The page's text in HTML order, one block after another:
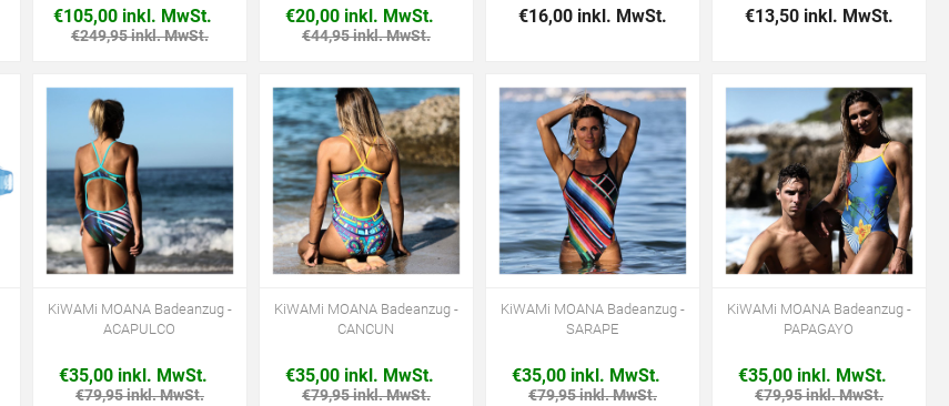
€105,00 inkl. MwSt.
€249,95 inkl. MwSt.
€20,00 inkl. MwSt.
€44,95 inkl. MwSt.
€16,00 inkl. MwSt. €13,50 inkl. MwSt.
KiWAMi MOANA Badeanzug -
ACAPULCO
€35,00 inkl. MwSt.
€79,95 inkl. MwSt.
KiWAMi MOANA Badeanzug -
CANCUN
€35,00 inkl. MwSt.
€79,95 inkl. MwSt.
KiWAMi MOANA Badeanzug -
SARAPE
€35,00 inkl. MwSt.
€79,95 inkl. MwSt.
KiWAMi MOANA Badeanzug -
PAPAGAYO
€35,00 inkl. MwSt.
€79,95 inkl. MwSt.